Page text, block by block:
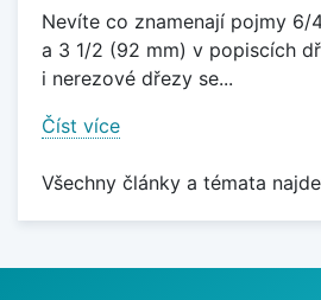
Nevíte co znamenají pojmy 6/
a 3 1/2 (92 mm) v popiscích
i nerezové dřezy se...
Číst více
Všechny články a témata